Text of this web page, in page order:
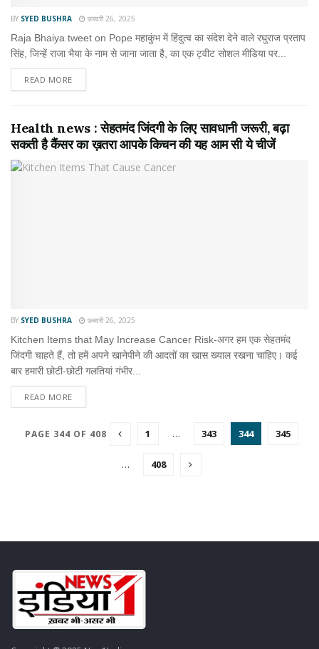
BY SYED BUSHRA फ़रवरी 26, 2025
Raja Bhaiya tweet on Pope महाकुंभ में हिंदुत्व का संदेश देने वाले रघुराज प्रताप
सिंह, जिन्हें राजा भैया के नाम से जाना जाता है, का एक ट्वीट सोशल मीडिया पर...
READ MORE
Health news : सेहतमंद जिंदगी के लिए सावधानी जरूरी, बढ़ा
सकती है कैंसर का ख़तरा आपके किचन की यह आम सी ये चीजें
BY SYED BUSHRA फ़रवरी 26, 2025
Kitchen Items that May Increase Cancer Risk-अगर हम एक सेहतमंद
जिंदगी चाहते हैं, तो हमें अपने खानेपीने की आदतों का खास ख्याल रखना चाहिए। कई
बार हमारी छोटी-छोटी गलतियां गंभीर...
READ MORE
PAGE 344 OF 408 1 … 343 344 345
… 408